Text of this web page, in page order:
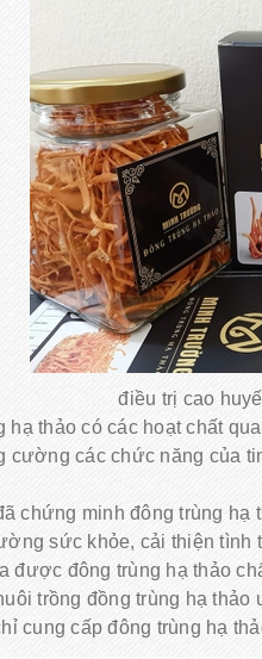
điều trị cao
hạ thảo có các hoạt chất
cường các chức năng của
chứng minh đông trùng
sức khỏe, cải thiện tình
được đông trùng hạ thảo
trồng đồng trùng hạ
cung cấp đông trùng hạ